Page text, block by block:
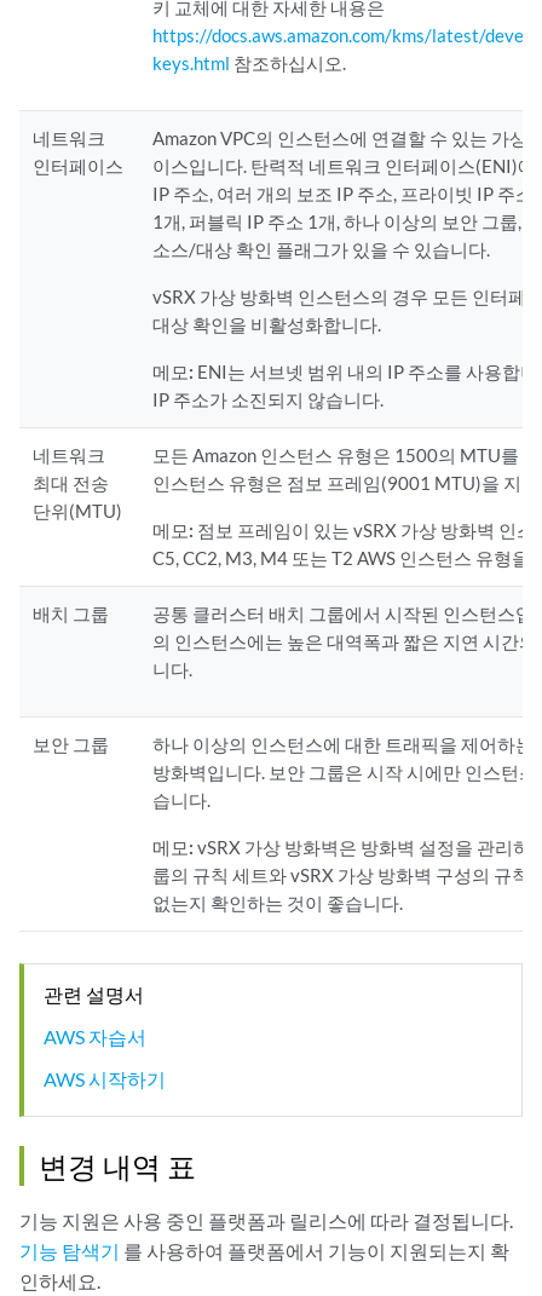
키 교체에 대한 자세한 내용은
https://docs.aws.amazon.com/kms/latest/
keys.html 참조하십시오.
네트워크
인터페이스
Amazon VPC의 인스턴스에 연결할 수 있는 가상
이스입니다. 탄력적 네트워크 인터페이스(ENI)
IP 주소, 여러 개의 보조 IP 주소, 프라이빗 IP 주소
1개, 퍼블릭 IP 주소 1개, 하나 이상의 보안 그룹,
소스/대상 확인 플래그가 있을 수 있습니다.
vSRX 가상 방화벽 인스턴스의 경우 모든 인터페
대상 확인을 비활성화합니다.
메모: ENI는 서브넷 범위 내의 IP 주소를 사용합
IP 주소가 소진되지 않습니다.
네트워크
최대 전송
단위(MTU)
모든 Amazon 인스턴스 유형은 1500의 MTU를
인스턴스 유형은 점보 프레임(9001 MTU)을 지
메모: 점보 프레임이 있는 vSRX 가상 방화벽 인스
C5, CC2, M3, M4 또는 T2 AWS 인스턴스 유형을
배치 그룹
공통 클러스터 배치 그룹에서 시작된 인스턴스입
의 인스턴스에는 높은 대역폭과 짧은 지연 시간
니다.
보안 그룹
하나 이상의 인스턴스에 대한 트래픽을 제어하는
방화벽입니다. 보안 그룹은 시작 시에만 인스턴
습니다.
메모: vSRX 가상 방화벽은 방화벽 설정을 관리하
룹의 규칙 세트와 vSRX 가상 방화벽 구성의 규칙
없는지 확인하는 것이 좋습니다.
관련 설명서
AWS 자습서
AWS 시작하기
변경 내역 표
기능 지원은 사용 중인 플랫폼과 릴리스에 따라 결정됩니다.
기능 탐색기 를 사용하여 플랫폼에서 기능이 지원되는지 확
인하세요.